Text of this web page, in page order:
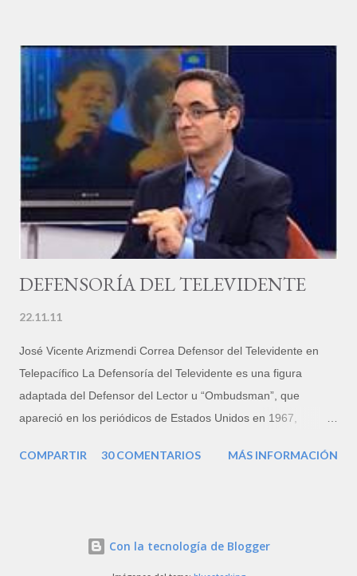
derecho de amplia experiencia. Su director ejecutivo es el
letrado FERNANDO H. FLÓREZ RICARDO. PORTAFOLIO
DE SERVICIOS Consultoría en Derecho del Consumo,
Derecho Civil y de Familia: Reclamaciones de Consumo.
Denuncias ante la SUPERINDUSTRIA . Acciones de Protección
al Consumidor por Incumplimiento de Garantías, Publicidad
Engañosa, Cobro Arbitrario y Cláusulas Abusivas en Contratos.
Derechos de Petición. Acciones de Tutela. Protecci...
DEFENSORÍA DEL TELEVIDENTE
22.11.11
José Vicente Arizmendi Correa Defensor del Televidente en
Telepacífico La Defensoría del Televidente es una figura
adaptada del Defensor del Lector u “Ombudsman”, que
apareció en los periódicos de Estados Unidos en 1967,
representaba al público ante las distintas instituciones del
defensor del televidente desde 1996. La misma norma que
COMPARTIR 30 COMENTARIOS MÁS INFORMACIÓN
Con la tecnología de Blogger